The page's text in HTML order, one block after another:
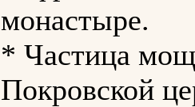
монастыре.
* Частица
Покровской